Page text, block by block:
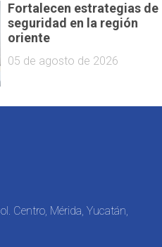
Fortalecen estrategias de
seguridad en la región
oriente
05 de agosto de 2026
Centro, Mérida, Yucatán,